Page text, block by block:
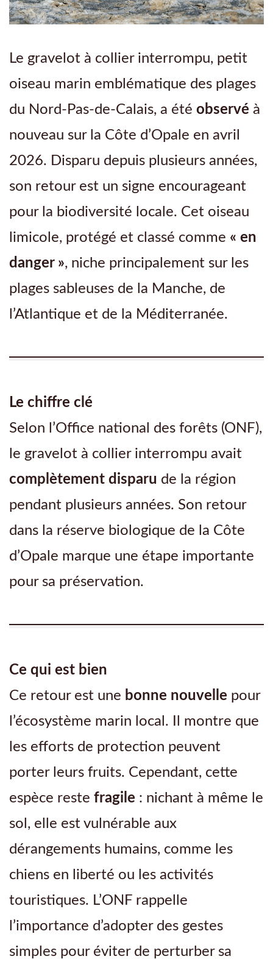
Le gravelot à collier interrompu, petit
oiseau marin emblématique des plages
du Nord-Pas-de-Calais, a été observé à
nouveau sur la Côte d’Opale en avril
2026. Disparu depuis plusieurs années,
son retour est un signe encourageant
pour la biodiversité locale. Cet oiseau
limicole, protégé et classé comme « en
danger », niche principalement sur les
plages sableuses de la Manche, de
l’Atlantique et de la Méditerranée.
Le chiffre clé
Selon l’Office national des forêts (ONF),
le gravelot à collier interrompu avait
complètement disparu de la région
pendant plusieurs années. Son retour
dans la réserve biologique de la Côte
d’Opale marque une étape importante
pour sa préservation.
Ce qui est bien
Ce retour est une bonne nouvelle pour
l’écosystème marin local. Il montre que
les efforts de protection peuvent
porter leurs fruits. Cependant, cette
espèce reste fragile : nichant à même le
sol, elle est vulnérable aux
dérangements humains, comme les
chiens en liberté ou les activités
touristiques. L’ONF rappelle
l’importance d’adopter des gestes
simples pour éviter de perturber sa